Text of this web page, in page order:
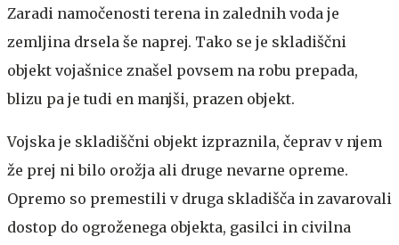
Zaradi namočenosti terena in zalednih voda je
zemljina drsela še naprej. Tako se je skladiščni
objekt vojašnice znašel povsem na robu prepada,
blizu pa je tudi en manjši, prazen objekt.
Vojska je skladiščni objekt izpraznila, čeprav v njem
že prej ni bilo orožja ali druge nevarne opreme.
Opremo so premestili v druga skladišča in zavarovali
dostop do ogroženega objekta, gasilci in civilna